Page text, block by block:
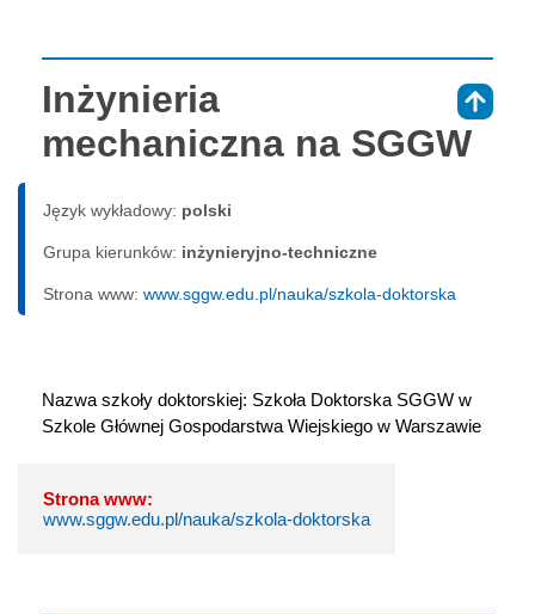
Inżynieria
mechaniczna na SGGW
Język wykładowy: polski
Grupa kierunków: inżynieryjno-techniczne
Strona www: www.sggw.edu.pl/nauka/szkola-doktorska
Nazwa szkoły doktorskiej: Szkoła Doktorska SGGW w
Szkole Głównej Gospodarstwa Wiejskiego w Warszawie
Strona www:
www.sggw.edu.pl/nauka/szkola-doktorska